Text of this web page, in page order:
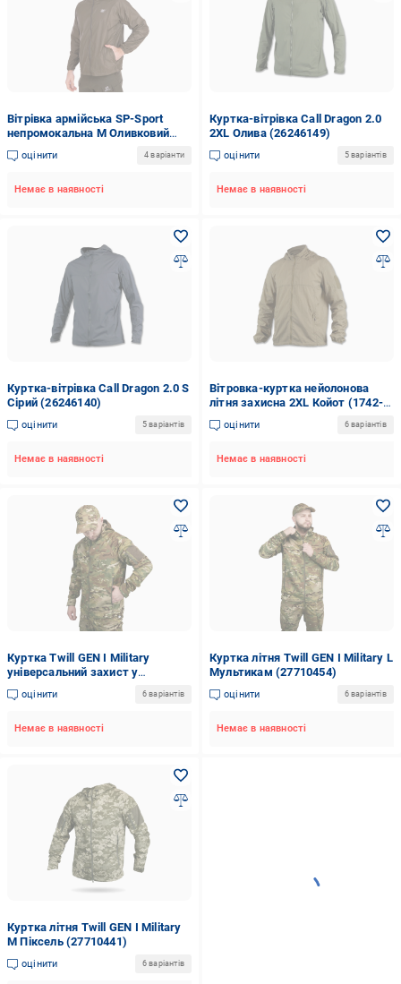
Вітрівка армійська SP-Sport
непромокальна М Оливковий
(TY-3448)
оцінити 4 варіанти
Немає в наявності
Куртка-вітрівка Call Dragon 2.0
2XL Олива (26246149)
оцінити 5 варіантів
Немає в наявності
Куртка-вітрівка Call Dragon 2.0 S
Сірий (26246140)
оцінити 5 варіантів
Немає в наявності
Вітровка-куртка нейолонова
літня захисна 2XL Койот (1742-
2XL)
оцінити 6 варіантів
Немає в наявності
Куртка Twill GEN I Military
універсальний захист у
літньому форматі XL Мультикам
(1849-XL)
оцінити 6 варіантів
Немає в наявності
Куртка літня Twill GEN I Military L
Мультикам (27710454)
оцінити 6 варіантів
Немає в наявності
Куртка літня Twill GEN I Military
M Піксель (27710441)
оцінити 6 варіантів